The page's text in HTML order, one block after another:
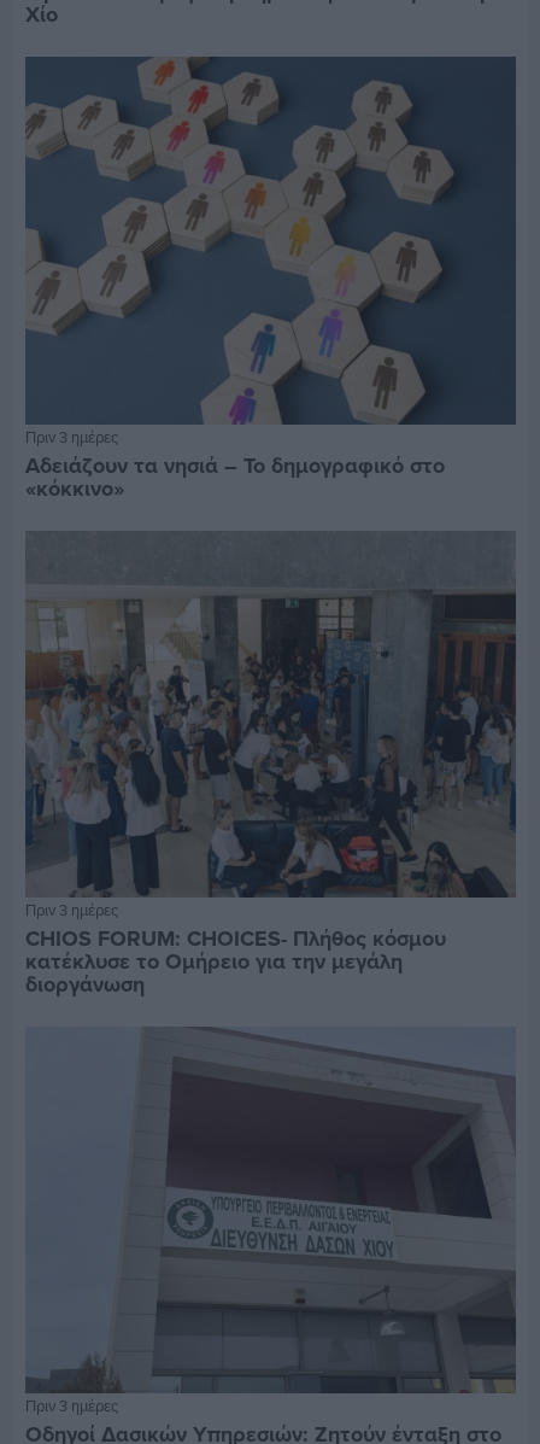
Χίο
Πριν 3 ημέρες
Αδειάζουν τα νησιά – Το δημογραφικό στο
«κόκκινο»
Πριν 3 ημέρες
CHIOS FORUM: CHOICES- Πλήθος κόσμου
κατέκλυσε το Ομήρειο για την μεγάλη
διοργάνωση
Πριν 3 ημέρες
Οδηγοί Δασικών Υπηρεσιών: Ζητούν ένταξη στο